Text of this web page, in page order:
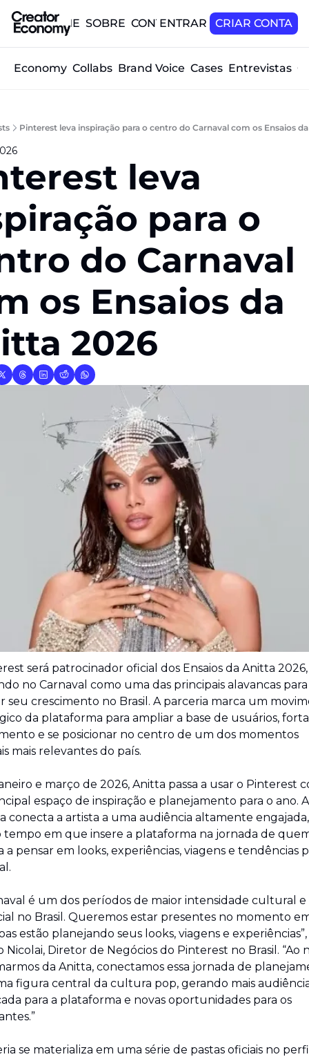
HOME SOBRE CONTATOENTRAR CRIAR CONTA
Economy Collabs Brand Voice Cases Entrevistas
Pinterest leva inspiração para o centro do Carnaval com os Ensaios
leva
para o
do Carnaval
os Ensaios da
2026
será patrocinador oficial dos Ensaios da Anitta 2026,
no Carnaval como uma das principais alavancas para
seu crescimento no Brasil. A parceria marca um
da plataforma para ampliar a base de usuários,
e se posicionar no centro de um dos momentos
mais relevantes do país.
e março de 2026, Anitta passa a usar o Pinterest
espaço de inspiração e planejamento para o ano. A
conecta a artista a uma audiência altamente
tempo em que insere a plataforma na jornada de
a pensar em looks, experiências, viagens e tendências
é um dos períodos de maior intensidade cultural e
no Brasil. Queremos estar presentes no momento
estão planejando seus looks, viagens e
Nicolai, Diretor de Negócios do Pinterest no Brasil. “Ao
da Anitta, conectamos essa jornada de
figura central da cultura pop, gerando mais
para a plataforma e novas oportunidades para os
se materializa em uma série de pastas oficiais no